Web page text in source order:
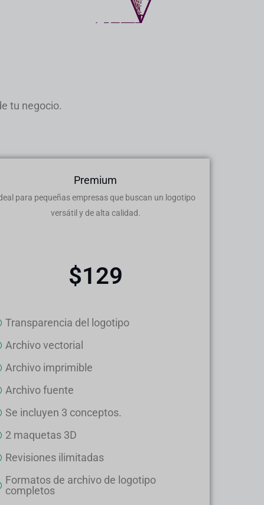
tu negocio.
Premium
para pequeñas empresas que buscan un logotipo
versátil y de alta calidad.
$129
Transparencia del logotipo
Archivo vectorial
Archivo imprimible
Archivo fuente
Se incluyen 3 conceptos.
2 maquetas 3D
Revisiones ilimitadas
Formatos de archivo de logotipo
completos